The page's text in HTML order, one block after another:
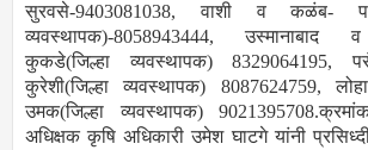
सुरवसे-9403081038, वाशी व कळंब-
व्यवस्थापक)-8058943444, उस्मानाबाद
कुकडे(जिल्हा व्यवस्थापक) 8329064195,
कुरेशी(जिल्हा व्यवस्थापक) 8087624759,
उमक(जिल्हा व्यवस्थापक)
अधिक्षक कृषि अधिकारी उमेश घाटगे यांनी